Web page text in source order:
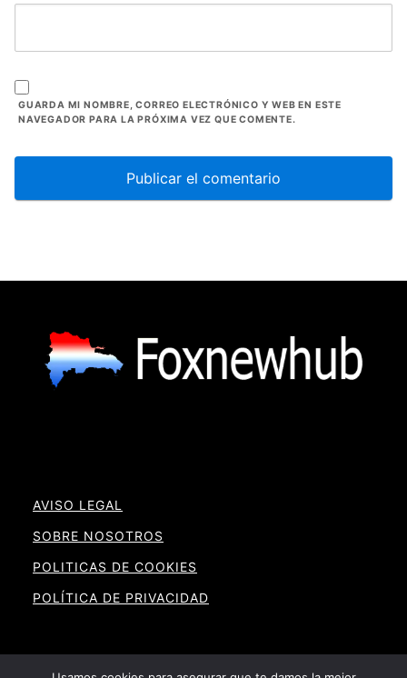
GUARDA MI NOMBRE, CORREO ELECTRÓNICO Y WEB EN ESTE
NAVEGADOR PARA LA PRÓXIMA VEZ QUE COMENTE.
AVISO LEGAL
SOBRE NOSOTROS
POLITICAS DE COOKIES
POLÍTICA DE PRIVACIDAD